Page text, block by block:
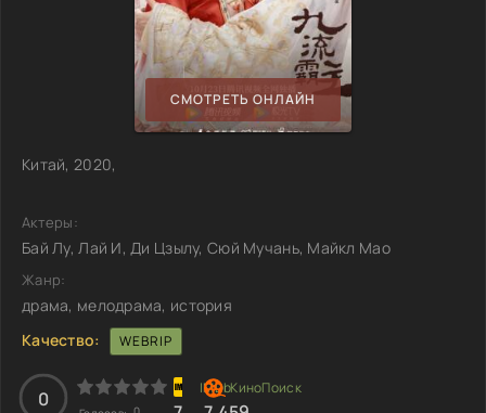
СМОТРЕТЬ ОНЛАЙН
Китай, 2020,
Актеры:
Бай Лу, Лай И, Ди Цзылу, Сюй Мучань, Майкл Мао
Жанр:
драма, мелодрама, история
Качество:
WEBRIP
0